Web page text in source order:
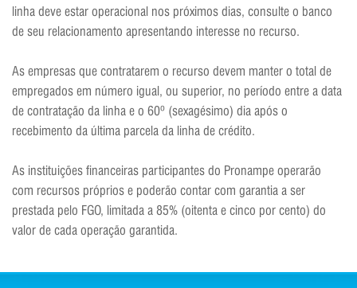
linha deve estar operacional nos próximos dias, consulte o banco
de seu relacionamento apresentando interesse no recurso.
As empresas que contratarem o recurso devem manter o total de
empregados em número igual, ou superior, no período entre a data
de contratação da linha e o 60º (sexagésimo) dia após o
recebimento da última parcela da linha de crédito.
As instituições financeiras participantes do Pronampe operarão
com recursos próprios e poderão contar com garantia a ser
prestada pelo FGO, limitada a 85% (oitenta e cinco por cento) do
valor de cada operação garantida.